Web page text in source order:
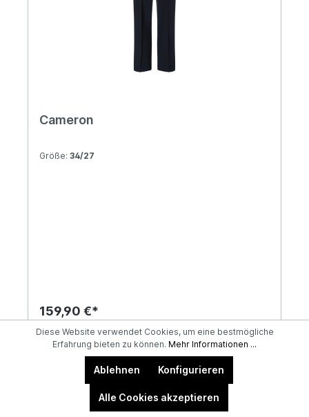
Cameron
Größe: 34/27
159,90 €*
In den Warenkorb
Diese Website verwendet Cookies, um eine bestmögliche
Erfahrung bieten zu können. Mehr Informationen ...
Ablehnen Konfigurieren
Alle Cookies akzeptieren